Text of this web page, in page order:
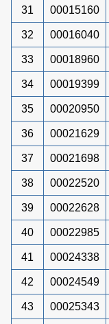
31 00015160
32 00016040
33 00018960
34 00019399
35 00020950
36 00021629
37 00021698
38 00022520
39 00022628
40 00022985
41 00024338
42 00024549
43 00025343